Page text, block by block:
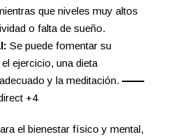
que niveles muy altos
o falta de sueño.
Se puede fomentar su
ejercicio, una dieta
y la meditación.
+4
el bienestar físico y mental,